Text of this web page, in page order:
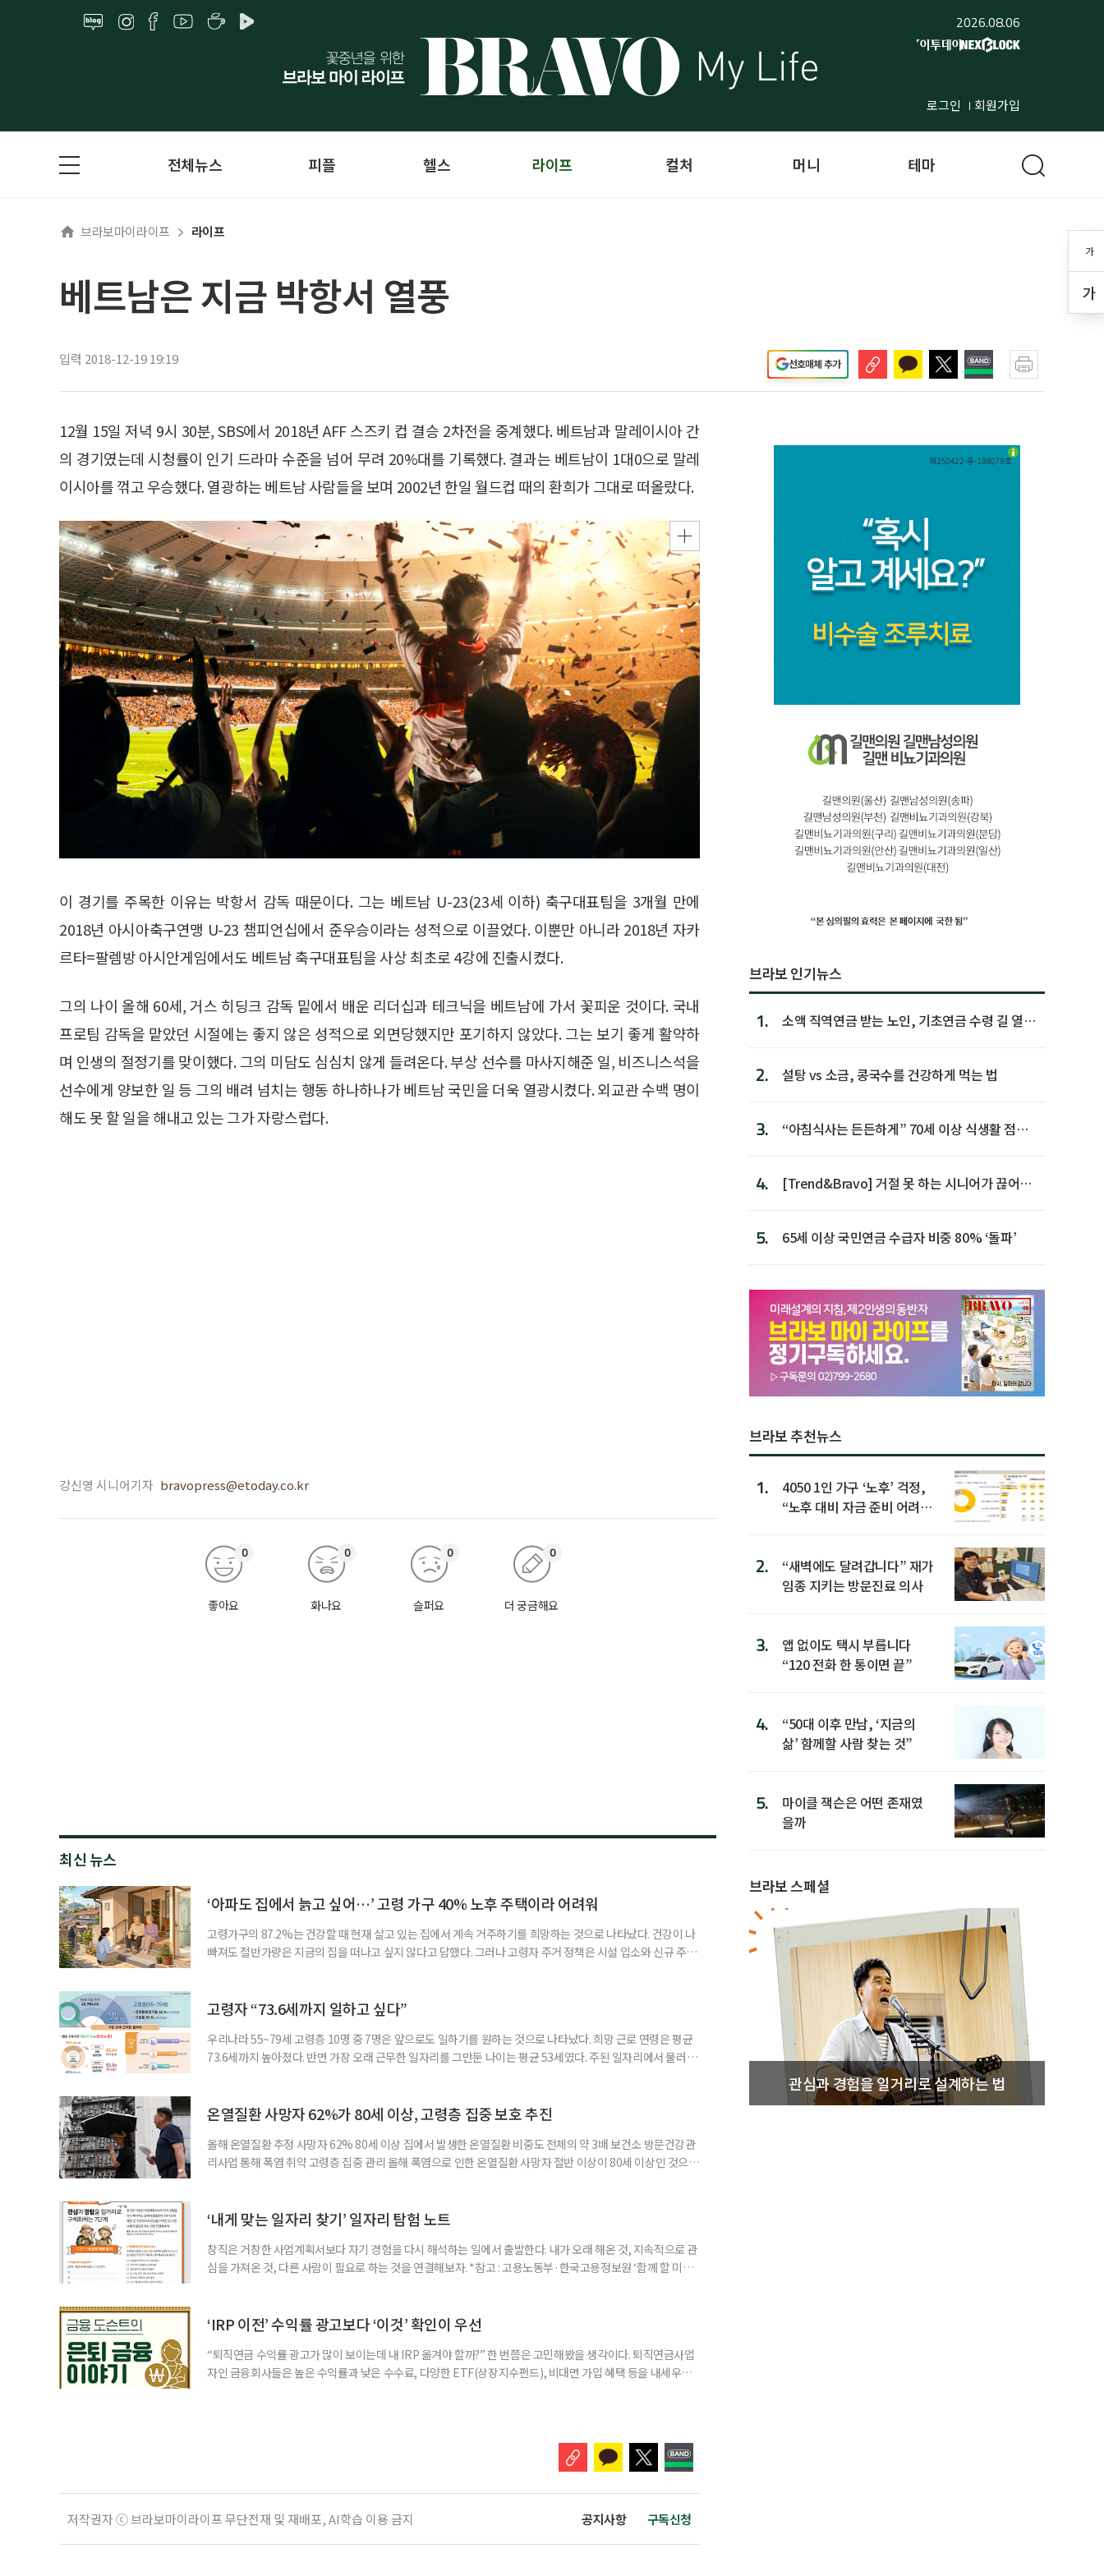
2026.08.06
로그인 회원가입
가
가
전체뉴스 피플 헬스 라이프 컬처 머니 테마
브라보마이라이프 라이프
베트남은 지금 박항서 열풍
입력 2018-12-19 19:19 선호매체 추가
12월 15일 저녁 9시 30분, SBS에서 2018년 AFF 스즈키 컵 결승 2차전을 중계했다. 베트남과 말레이시아 간
의 경기였는데 시청률이 인기 드라마 수준을 넘어 무려 20%대를 기록했다. 결과는 베트남이 1대0으로 말레
이시아를 꺾고 우승했다. 열광하는 베트남 사람들을 보며 2002년 한일 월드컵 때의 환희가 그대로 떠올랐다.
이 경기를 주목한 이유는 박항서 감독 때문이다. 그는 베트남 U-23(23세 이하) 축구대표팀을 3개월 만에
2018년 아시아축구연맹 U-23 챔피언십에서 준우승이라는 성적으로 이끌었다. 이뿐만 아니라 2018년 자카
르타=팔렘방 아시안게임에서도 베트남 축구대표팀을 사상 최초로 4강에 진출시켰다.
그의 나이 올해 60세, 거스 히딩크 감독 밑에서 배운 리더십과 테크닉을 베트남에 가서 꽃피운 것이다. 국내
프로팀 감독을 맡았던 시절에는 좋지 않은 성적으로 외면당했지만 포기하지 않았다. 그는 보기 좋게 활약하
며 인생의 절정기를 맞이했다. 그의 미담도 심심치 않게 들려온다. 부상 선수를 마사지해준 일, 비즈니스석을
선수에게 양보한 일 등 그의 배려 넘치는 행동 하나하나가 베트남 국민을 더욱 열광시켰다. 외교관 수백 명이
해도 못 할 일을 해내고 있는 그가 자랑스럽다.
강신영 시니어기자 bravopress@etoday.co.kr
좋아요
0
화나요
0
슬퍼요
0
더 궁금해요
0
최신 뉴스
‘아파도 집에서 늙고 싶어…’ 고령 가구 40% 노후 주택이라 어려워
고령가구의 87.2%는 건강할 때 현재 살고 있는 집에서 계속 거주하기를 희망하는 것으로 나타났다. 건강이 나
빠져도 절반가량은 지금의 집을 떠나고 싶지 않다고 답했다. 그러나 고령자 주거 정책은 시설 입소와 신규 주택
여름호에 실린 ‘통합돌봄 시행에 따른 고령자 주거-돌봄 협업 체계 구축 방안’ 보고서는 고
고령자 “73.6세까지 일하고 싶다”
우리나라 55~79세 고령층 10명 중 7명은 앞으로도 일하기를 원하는 것으로 나타났다. 희망 근로 연령은 평균
73.6세까지 높아졌다. 반면 가장 오래 근무한 일자리를 그만둔 나이는 평균 53세였다. 주된 일자리에서 물러난
7000명으로, 1년 전보다 57만 명 증가했다. 15세 이상 인구에서 차지하는 비중은
온열질환 사망자 62%가 80세 이상, 고령층 집중 보호 추진
올해 온열질환 추정 사망자 62% 80세 이상 집에서 발생한 온열질환 비중도 전체의 약 3배 보건소 방문건강관
리사업 통해 폭염 취약 고령층 집중 관리 올해 폭염으로 인한 온열질환 사망자 절반 이상이 80세 이상인 것으로
고령층은 825명(33.8%), 80세 이상은 300명(12.3%)으로 집계됐다. 연령별 환자 수
‘내게 맞는 일자리 찾기’ 일자리 탐험 노트
창직은 거창한 사업계획서보다 자기 경험을 다시 해석하는 일에서 출발한다. 내가 오래 해온 것, 지속적으로 관
심을 가져온 것, 다른 사람이 필요로 하는 것을 연결해보자. *참고 : 고용노동부·한국고용정보원 ‘함께 할 미래
2._______________ 3._______________ ▷ 그중 내가 직접 해볼 만
‘IRP 이전’ 수익률 광고보다 ‘이것’ 확인이 우선
“퇴직연금 수익률 광고가 많이 보이는데 내 IRP 옮겨야 할까?” 한 번쯤은 고민해봤을 생각이다. 퇴직연금사업
자인 금융회사들은 높은 수익률과 낮은 수수료, 다양한 ETF(상장지수펀드), 비대면 가입 혜택 등을 내세우며
저작권자 ⓒ 브라보마이라이프 무단전재 및 재배포, AI학습 이용 금지 공지사항 구독신청
브라보 인기뉴스
1.
소액 직역연금 받는 노인, 기초연금 수령 길 열린
2. 설탕 vs 소금, 콩국수를 건강하게 먹는 법
3.
“아침식사는 든든하게” 70세 이상 식생활 점수
4.
[Trend&Bravo] 거절 못 하는 시니어가 끊어야
5. 65세 이상 국민연금 수급자 비중 80% ‘돌파’
브라보 추천뉴스
1.
4050 1인 가구 ‘노후’ 걱정,
“노후 대비 자금 준비 어려
2.
“새벽에도 달려갑니다” 재가
임종 지키는 방문진료 의사
3.
앱 없이도 택시 부릅니다
“120 전화 한 통이면 끝”
4.
“50대 이후 만남, ‘지금의
삶’ 함께할 사람 찾는 것”
5.
마이클 잭슨은 어떤 존재였
을까
브라보 스페셜
관심과 경험을 일거리로 설계하는 법